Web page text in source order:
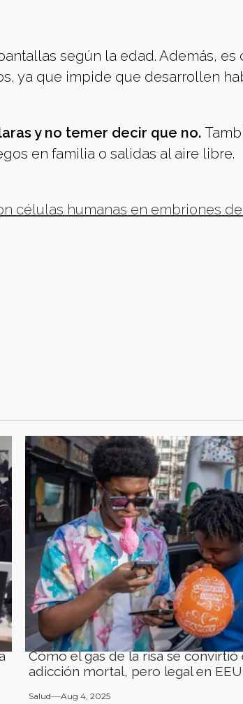
según la edad. Además, es
ya que impide que desarrollen
y no temer decir que no.
en familia o salidas al aire libre.
células humanas en embriones
Cómo el gas de la risa se convirtió
adicción mortal, pero legal en
Salud Aug 4, 2025